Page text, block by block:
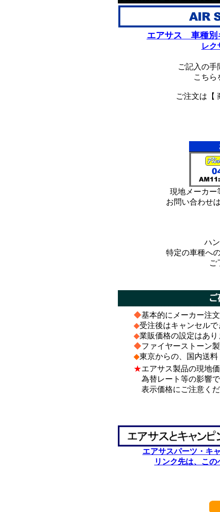
エアサス 車種別
レク
ご記入の手
こちら
ご注文は【
現地メーカー
お問い合わせ
ハ
特定の車種へ
ご
◆基本的にメーカー注
◆受注後はキャンセル
◆業販価格の設定はあ
◆ファイヤーストーン
◆東京からの、国内送
★エアサス製品の現地
為替レート等の影響で
表示価格にご注意くだ
エアサスパーツ・キ
リンク先は、こ